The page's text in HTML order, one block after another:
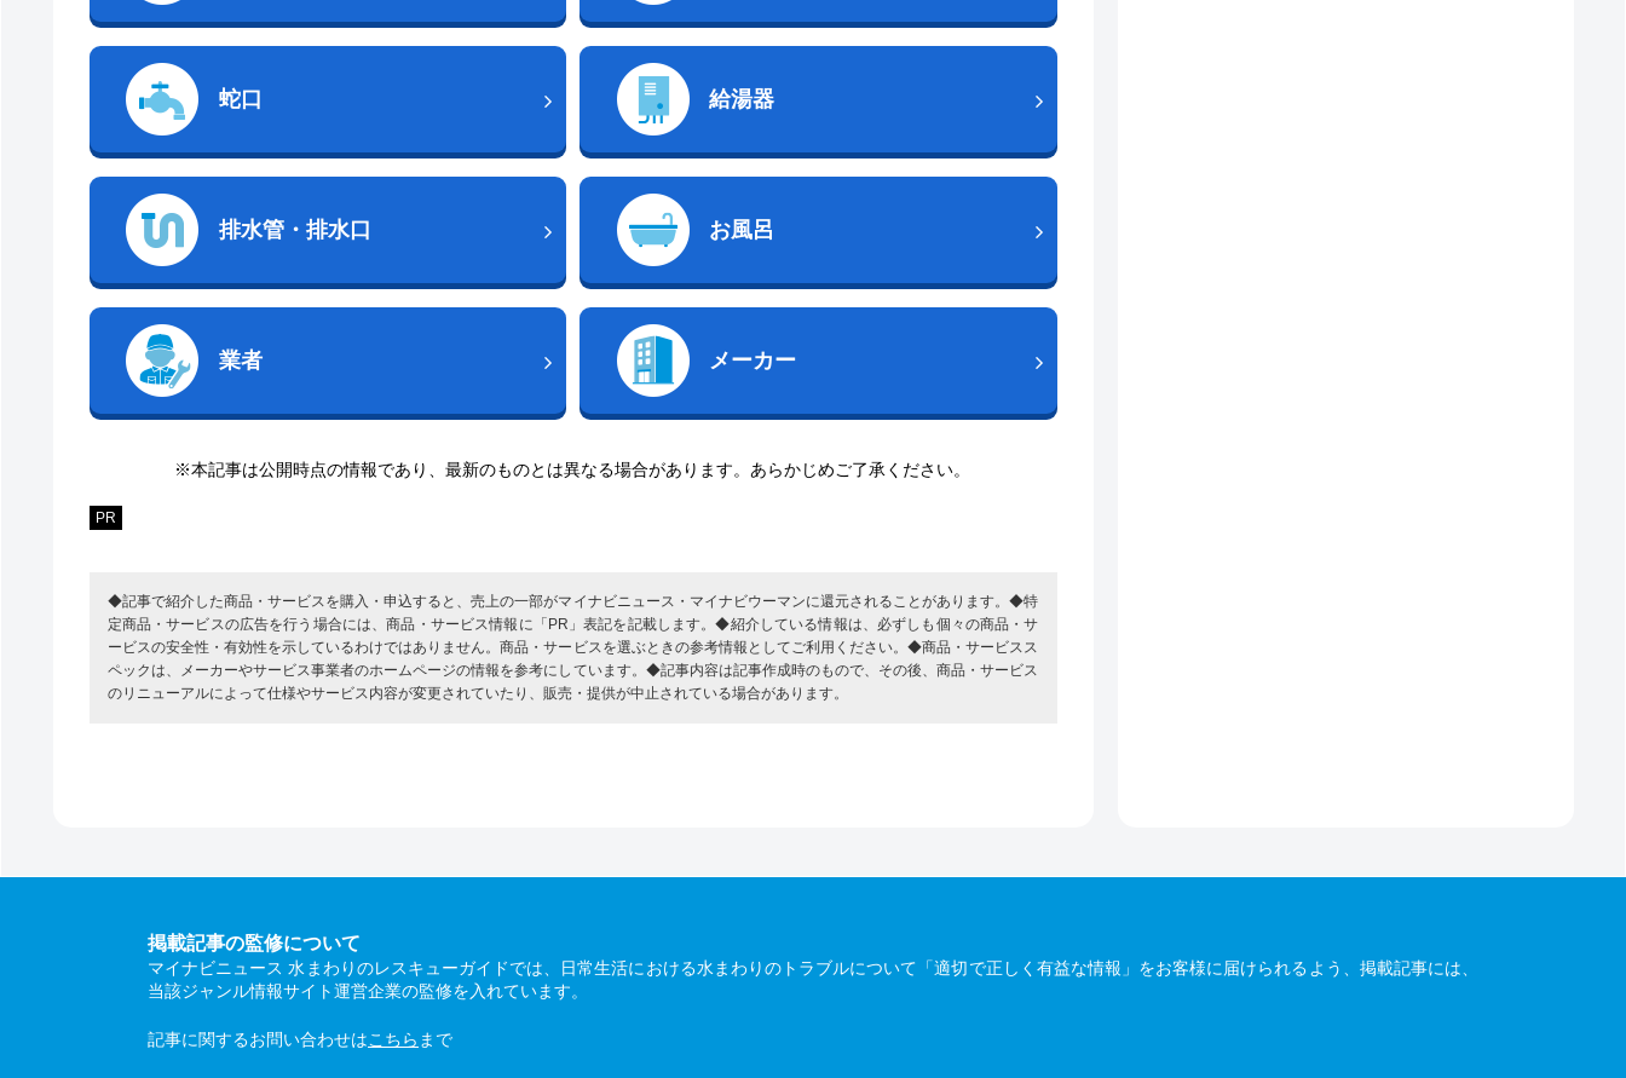
蛇口 給湯器
排水管・排水口 お風呂
業者 メーカー
※本記事は公開時点の情報であり、最新のものとは異なる場合があります。あらかじめご了承ください。
PR
◆記事で紹介した商品・サービスを購入・申込すると、売上の一部がマイナビニュース・マイナビウーマンに還元されることがあります。◆特
定商品・サービスの広告を行う場合には、商品・サービス情報に「PR」表記を記載します。◆紹介している情報は、必ずしも個々の商品・サ
ービスの安全性・有効性を示しているわけではありません。商品・サービスを選ぶときの参考情報としてご利用ください。◆商品・サービスス
ペックは、メーカーやサービス事業者のホームページの情報を参考にしています。◆記事内容は記事作成時のもので、その後、商品・サービス
のリニューアルによって仕様やサービス内容が変更されていたり、販売・提供が中止されている場合があります。
掲載記事の監修について
マイナビニュース 水まわりのレスキューガイドでは、日常生活における水まわりのトラブルについて「適切で正しく有益な情報」をお客様に届けられるよう、掲載記事には、
当該ジャンル情報サイト運営企業の監修を入れています。
記事に関するお問い合わせはこちら まで